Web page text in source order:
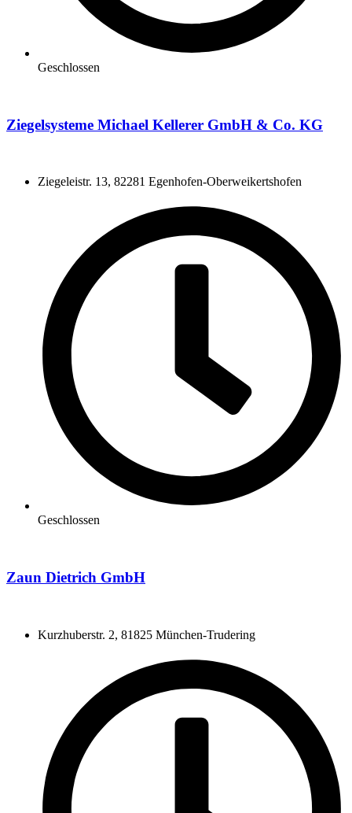
Geschlossen
Ziegelsysteme Michael Kellerer GmbH & Co. KG
Ziegeleistr. 13, 82281 Egenhofen-Oberweikertshofen
Geschlossen
Zaun Dietrich GmbH
Kurzhuberstr. 2, 81825 München-Trudering